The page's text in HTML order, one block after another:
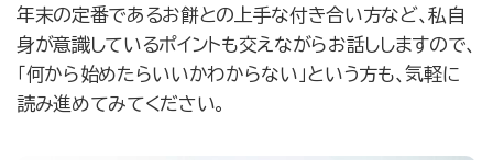
年末の定番であるお餅との上手な付き合い方など、私自
身が意識しているポイントも交えながらお話ししますので、
「何から始めたらいいかわからない」という方も、気軽に
読み進めてみてください。